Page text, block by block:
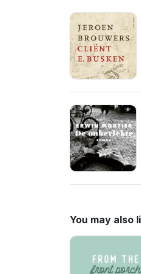
You may also